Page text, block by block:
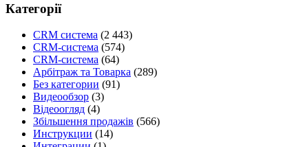
Категорії
CRM система (2 443)
CRM-система (574)
CRM-система (64)
Арбітраж та Товарка (289)
Без категории (91)
Видеообзор (3)
Відеоогляд (4)
Збільшення продажів (566)
Инструкции (14)